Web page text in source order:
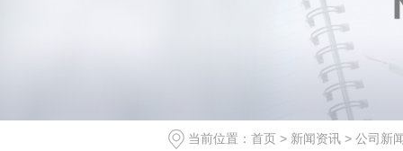
当前位置： 首页 > 新闻资讯 > 公司新